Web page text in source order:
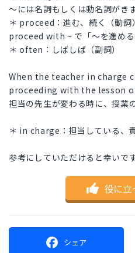
〜には名詞もしくは動名詞がきま
＊ proceed：進む、続く（動詞）
proceed with ~ で「〜を進める
＊ often：しばしば（副詞）
When the teacher in charge
proceeding with the lesson
担当の先生が変わる時に、授業
＊ in charge：担当している、
参考にしていただけると幸いです
役に立
シェア